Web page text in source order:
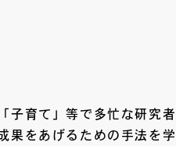
子育て」等で多忙な研究者
果をあげるための手法を学